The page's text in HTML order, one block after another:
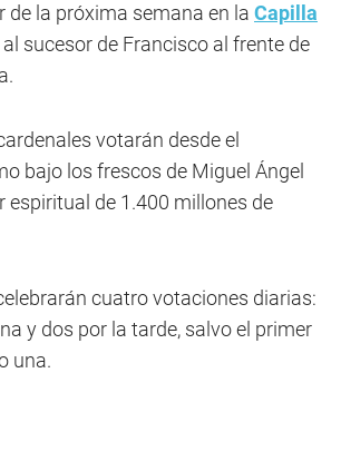
de la próxima semana en la Capilla
sucesor de Francisco al frente de
votarán desde el
bajo los frescos de Miguel Ángel
espiritual de 1.400 millones de
cuatro votaciones diarias:
y dos por la tarde, salvo el primer
una.